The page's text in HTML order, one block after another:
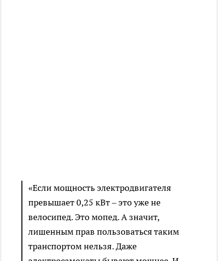
«Если мощность электродвигателя
превышает 0,25 кВт – это уже не
велосипед. Это мопед. А значит,
лишенным прав пользоваться таким
транспортом нельзя. Даже